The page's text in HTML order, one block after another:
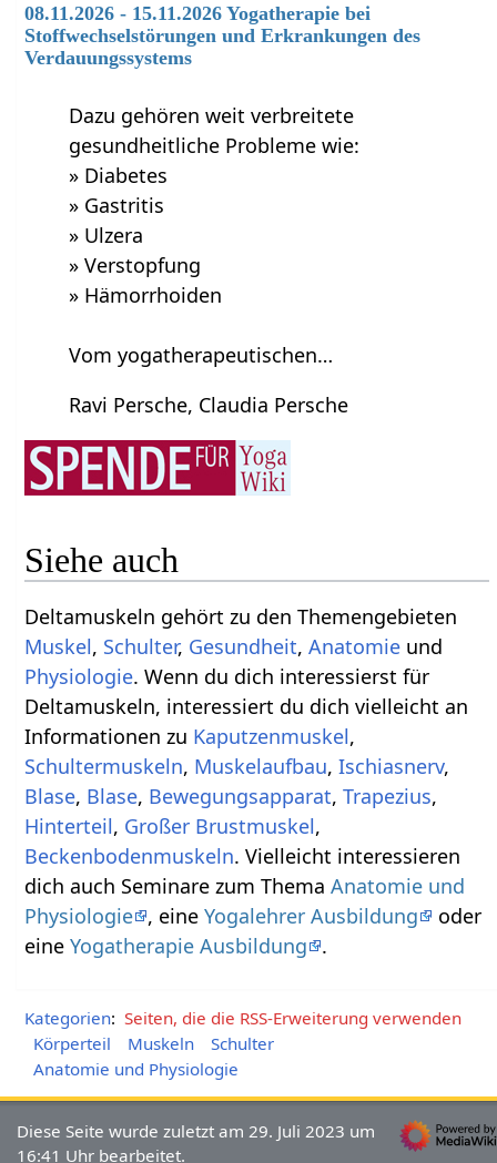
08.11.2026 - 15.11.2026 Yogatherapie bei
Stoffwechselstörungen und Erkrankungen des
Verdauungssystems
Dazu gehören weit verbreitete
gesundheitliche Probleme wie:
» Diabetes
» Gastritis
» Ulzera
» Verstopfung
» Hämorrhoiden
Vom yogatherapeutischen…
Ravi Persche, Claudia Persche
Siehe auch
Deltamuskeln gehört zu den Themengebieten
Muskel, Schulter, Gesundheit,Anatomie und
Physiologie. Wenn du dich interessierst für
Deltamuskeln, interessiert du dich vielleicht an
Informationen zu Kaputzenmuskel,
Schultermuskeln, Muskelaufbau,Ischiasnerv,
Blase, Blase, Bewegungsapparat,Trapezius,
Hinterteil, Großer Brustmuskel,
Beckenbodenmuskeln. Vielleicht interessieren
dich auch Seminare zum ThemaAnatomie und
Physiologie , eineYogalehrer Ausbildung
oder
eineYogatherapie Ausbildung .
Kategorien: Seiten, die die RSS-Erweiterung verwenden
Körperteil
Muskeln
Schulter
Anatomie und Physiologie
Diese Seite wurde zuletzt am 29. Juli 2023 um
16:41 Uhr bearbeitet.